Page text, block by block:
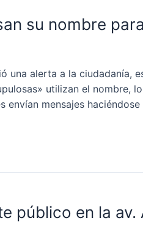
su nombre
una alerta a la
utilizan el nombre,
envían mensajes
público en la av.